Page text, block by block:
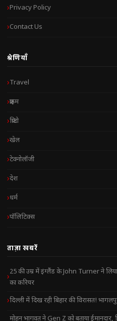
Privacy Policy
Contact Us
श्रेणियाँ
Travel
क्राइम
क्रिप्टो
खेल
टेक्नोलॉजी
देश
धर्म
पॉलिटिक्स
ताज़ा खबरें
25 की उम्र में इंग्लैंड के John Turner ने
का करियर
दिल्ली में दिख रही बिहार की विरासत!
मोहन भागवत ने Gen Z को बताया ईमानदार,